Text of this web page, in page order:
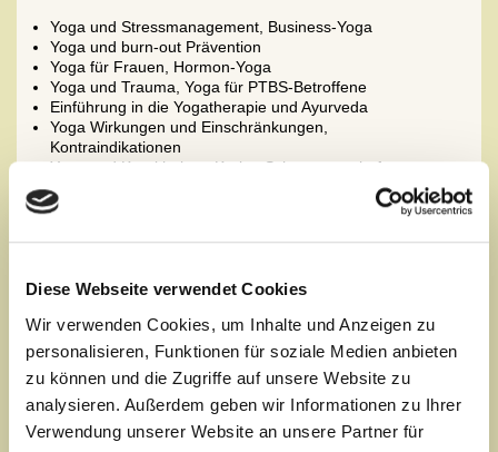
Diese Webseite verwendet Cookies
Wir verwenden Cookies, um Inhalte und Anzeigen zu
personalisieren, Funktionen für soziale Medien anbieten
zu können und die Zugriffe auf unsere Website zu
analysieren. Außerdem geben wir Informationen zu Ihrer
Verwendung unserer Website an unsere Partner für
Yoga und Stressmanagement, Business-Yoga
Yoga und burn-out Prävention
Yoga für Frauen, Hormon-Yoga
Yoga und Trauma, Yoga für PTBS-Betroffene
Einführung in die Yogatherapie und Ayurveda
Yoga Wirkungen und Einschränkungen,
Kontraindikationen
Yoga und Krankheiten, Krebs, Schwangerschaft u.w.
Yoga-Kursgestaltung, Kursaufbau, Didaktik,
Lernkontrollen
Entspannungstechniken, AT Autogenes Training, PMR
Achtsamkeitsübungen, Körperscanning, Geistreisen,
Gruppenarbeit, praxisnaher Austausch in Form von
Intervision
Yoga-Anatomie in Bezug auf die Organsysteme
Yoga-Anatomie, Physiologie, Pathologie und
Organsysteme